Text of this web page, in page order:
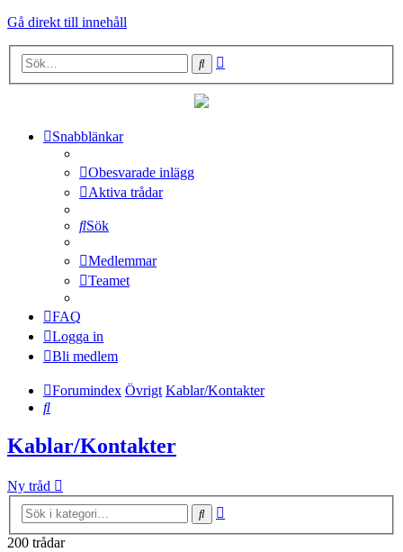
Gå direkt till innehåll
Sök
Snabblänkar
Obesvarade inlägg
Aktiva trådar
Sök
Medlemmar
Teamet
FAQ
Logga in
Bli medlem
Forumindex Övrigt Kablar/Kontakter
Sök
Kablar/Kontakter
Ny tråd
Sök
200 trådar